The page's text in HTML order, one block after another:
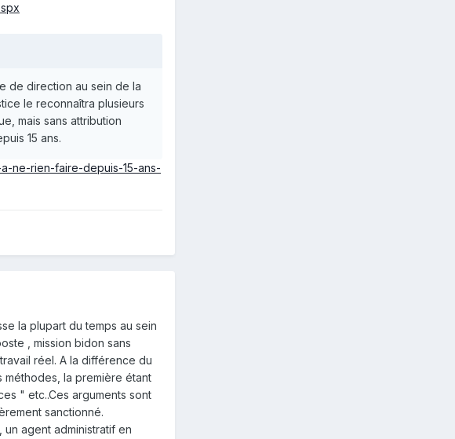
de direction au sein de la
le reconnaîtra plusieurs
mais sans attribution
15 ans.
ne-rien-faire-depuis-15-ans-
la plupart du temps au sein
, mission bidon sans
réel. A la différence du
méthodes, la première étant
" etc..Ces arguments sont
sanctionné.
agent administratif en